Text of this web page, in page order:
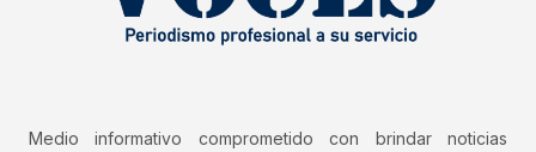
Medio informativo comprometido con brindar noticias